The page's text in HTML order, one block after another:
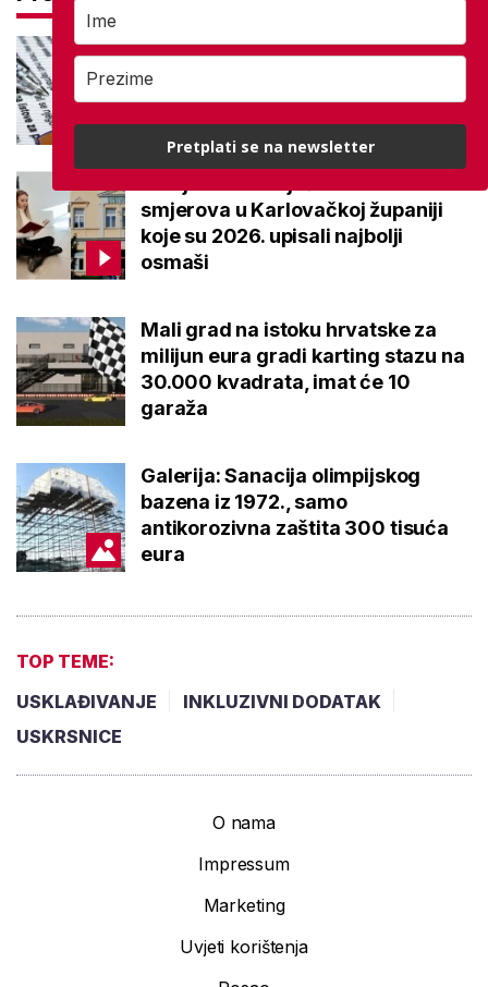
Ove lektire maturanti se najviše
boje, a samo je jednom bila tema
eseja i to na jesenskom roku
smjerova u Karlovačkoj županiji
koje su 2026. upisali najbolji
osmaši
Mali grad na istoku hrvatske za
milijun eura gradi karting stazu na
30.000 kvadrata, imat će 10
garaža
Galerija: Sanacija olimpijskog
bazena iz 1972., samo
antikorozivna zaštita 300 tisuća
eura
TOP TEME:
USKLAĐIVANJE
INKLUZIVNI DODATAK
USKRSNICE
O nama
Impressum
Marketing
Uvjeti korištenja
Pretplati se na newsletter